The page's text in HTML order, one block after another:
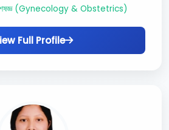
(Gynecology & Obstetrics)
Full Profile